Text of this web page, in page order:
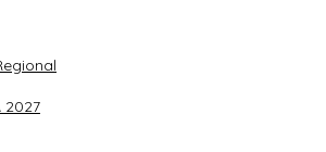
2027